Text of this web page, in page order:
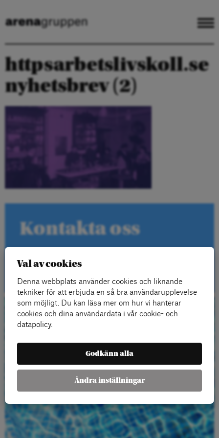
httpsarbetslivskoll.se
nyhetsbrev (2)
Kontakta oss
Kontakt
Beställ gratis
material
Val av cookies
Denna webbplats använder cookies och liknande
tekniker för att erbjuda en så bra användarupplevelse
som möjligt. Du kan läsa mer om hur vi hanterar
cookies och dina användardata i vår cookie- och
datapolicy.
Godkänn alla
Ändra inställningar